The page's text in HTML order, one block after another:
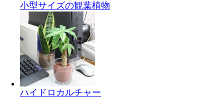
小型サイズの観葉植物
ハイドロカルチャー